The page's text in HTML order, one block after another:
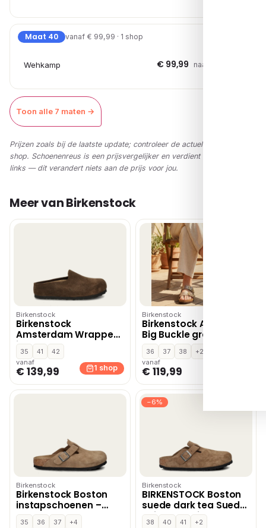
Maat 40 vanaf € 99,99 · 1 shop
Wehkamp € 99,99 naar shop →
Toon alle 7 maten →
Prijzen zoals bij de laatste update; controleer de actuele prijs in de
shop. Schoenenreus is een prijsvergelijker en verdient via affiliate-
links — dit verandert niets aan de prijs voor jou.
Meer van Birkenstock
Birkenstock
Birkenstock
Amsterdam Wrapped
instapschoenen –
Bruin
35 41
42
vanaf
€ 139,99 1 shop
Birkenstock
Birkenstock Arizona
Big Buckle graceful
taupe
36 37 38
+2
vanaf
€ 119,99
Birkenstock
Birkenstock Boston
instapschoenen –
Cognac
35 36 37
+4
−6%
Birkenstock
BIRKENSTOCK Boston
suede dark tea Suede
Unisex – Bruin
38 40 41
+2